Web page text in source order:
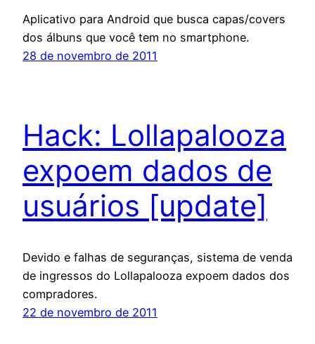
Aplicativo para Android que busca capas/covers
dos álbuns que você tem no smartphone.
28 de novembro de 2011
Hack: Lollapalooza
expoem dados de
usuários [update]
Devido e falhas de seguranças, sistema de venda
de ingressos do Lollapalooza expoem dados dos
compradores.
22 de novembro de 2011